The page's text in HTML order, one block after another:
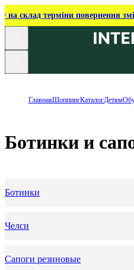
на склад терміни повернення
ГлавнаяШоппингКаталогДетям
Ботинки и
Ботинки
Челси
Сапоги резиновые